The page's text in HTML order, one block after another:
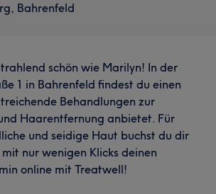
Bahrenfeld
schön wie Marilyn! In der
1 in Bahrenfeld findest du einen
Behandlungen zur
Haarentfernung anbietet. Für
und seidige Haut buchst du dir
nur wenigen Klicks deinen
online mit Treatwell!